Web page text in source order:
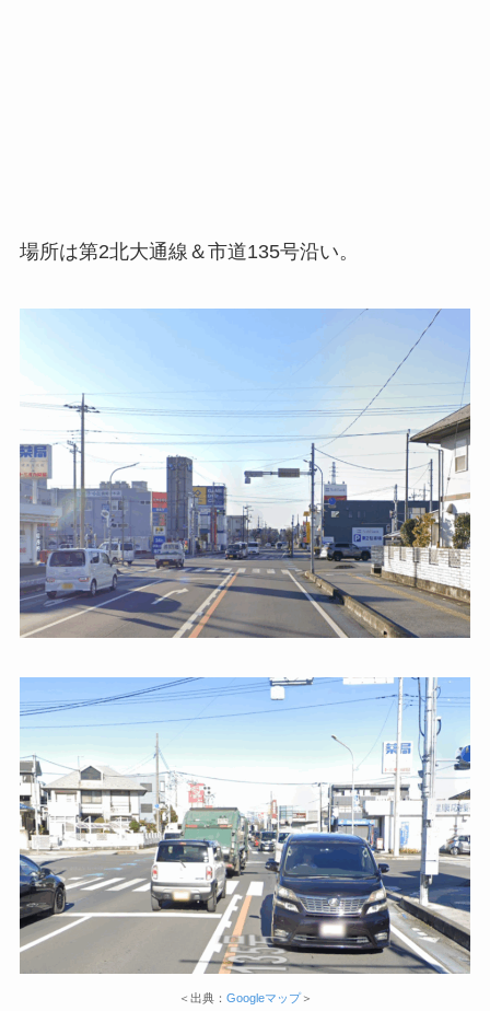
場所は第2北大通線＆市道135号沿い。
＜出典： Googleマップ＞